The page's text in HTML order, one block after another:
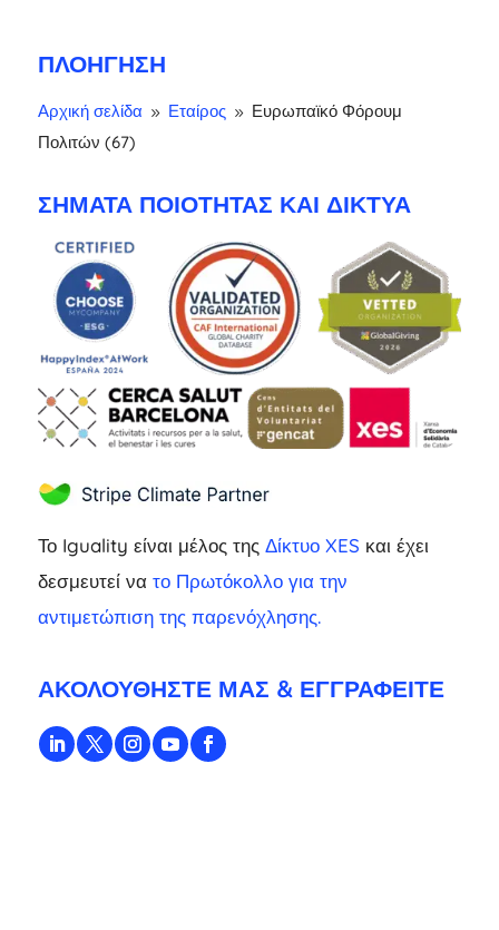
ΠΛΟΉΓΗΣΗ
Αρχική σελίδα 9 Εταίρος 9 Ευρωπαϊκό Φόρουμ
Πολιτών (67)
ΣΉΜΑΤΑ ΠΟΙΌΤΗΤΑΣ ΚΑΙ ΔΊΚΤΥΑ
Το Iguality είναι μέλος της Δίκτυο XES και έχει
δεσμευτεί να το Πρωτόκολλο για την
αντιμετώπιση της παρενόχλησης.
ΑΚΟΛΟΥΘΉΣΤΕ ΜΑΣ & ΕΓΓΡΑΦΕΊΤΕ